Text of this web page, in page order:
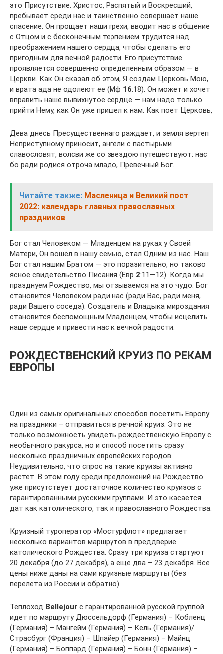
это Присутствие. Христос, Распятый и Воскресший,
пребывает среди нас и таинственно совершает наше
спасение. Он прощает наши грехи, вводит нас в общение
с Отцом и с бесконечным терпением трудится над
преображением нашего сердца, чтобы сделать его
пригодным для вечной радости. Его присутствие
проявляется совершенно определенным образом — в
Церкви. Как Он сказал об этом, Я создам Церковь Мою,
и врата ада не одолеют ее (Мф 16:18). Он может и хочет
вправить наше вывихнутое сердце — нам надо только
прийти Нему, как Он уже пришел к нам. Как поет Церковь,
Дева днесь Пресущественнаго раждает, и земля вертеп
Неприступному приносит, ангели с пастырьми
славословят, волсви же со звездою путешествуют: нас
бо ради родися отроча младо, Превечный Бог.
Читайте также: Масленица и Великий пост
2022: календарь главных православных
праздников
Бог стал Человеком — Младенцем на руках у Своей
Матери, Он вошел в нашу семью, стал Одним из нас. Наш
Бог стал нашим Братом — это пора­зительно, но таково
ясное свидетельство Писания (Евр 2:11—12). Когда мы
празднуем Рождество, мы отзываемся на это чудо: Бог
становится Человеком ради нас (ради Вас, ради меня,
ради Вашего соседа). Создатель и Владыка мироздания
становится беспомощным Младенцем, чтобы исцелить
наше сердце и привести нас к вечной радости.
РОЖДЕСТВЕНСКИЙ КРУИЗ ПО РЕКАМ
ЕВРОПЫ
Один из самых оригинальных способов посетить Европу
на праздники – отправиться в речной круиз. Это не
только возможность увидеть рождественскую Европу с
необычного ракурса, но и способ посетить сразу
несколько праздничных европейских городов.
Неудивительно, что спрос на такие круизы активно
растет. В этом году среди предложений на Рождество
уже присутствует достаточное количество круизов с
гарантированными русскими группами. И это касается
дат как католического, так и православного Рождества.
Круизный туроператор «Мостурфлот» предлагает
несколько вариантов маршрутов в преддверие
католического Рождества. Сразу три круиза стартуют
20 декабря (до 27 декабря), а еще два – 23 декабря. Все
цены ниже даны на сами круизные маршруты (без
перелета из России и обратно).
Теплоход Bellejour с гарантированной русской группой
идет по маршруту Дюссельдорф (Германия) – Кобленц
(Германия) – Мангейм (Германия) – Кель (Германия)/
Страсбург (Франция) – Шпайер (Германия) – Майнц
(Германия) – Боппард (Германия) – Бонн (Германия) –